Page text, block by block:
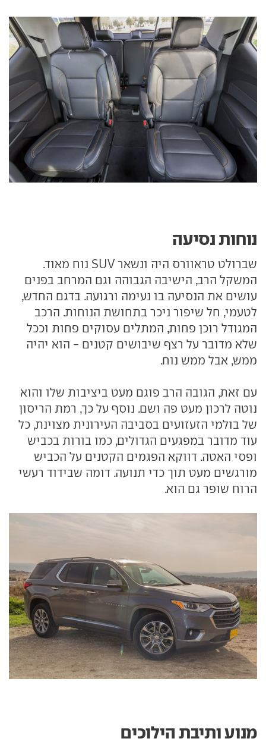
נוחות נסיעה
שברולט טראוורס היה ונשאר SUV נוח מאוד.
המשקל הרב, הישיבה הגבוהה וגם המרחב בפנים
עושים את הנסיעה בו נעימה ורגועה. בדגם החדש,
לטעמי, חל שיפור ניכר בתחושת הנוחות. הרכב
המגודל רוכן פחות, המתלים עסוקים פחות וככל
שלא מדובר על רצף שיבושים קטנים - הוא יהיה
ממש, אבל ממש נוח.
עם זאת, הגובה הרב פוגם מעט ביציבות שלו והוא
נוטה לרכון מעט פה ושם. נוסף על כך, רמת הריסון
של בולמי הזעזועים בסביבה העירונית מצוינת, כל
עוד מדובר במפגעים הגדולים, כמו בורות בכביש
ופסי האטה. דווקא הפגמים הקטנים על הכביש
מורגשים מעט תוך כדי תנועה. דומה שבידוד רעשי
הרוח שופר גם הוא.
מנוע ותיבת הילוכים